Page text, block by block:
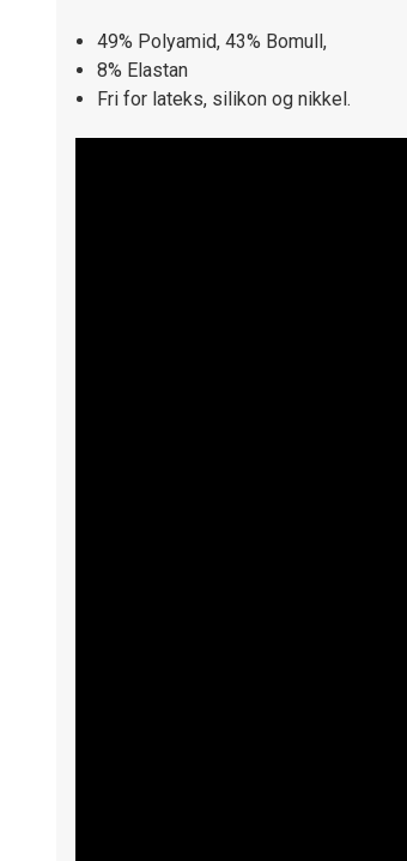
49% Polyamid, 43% Bomull,
8% Elastan
Fri for lateks, silikon og nikkel.